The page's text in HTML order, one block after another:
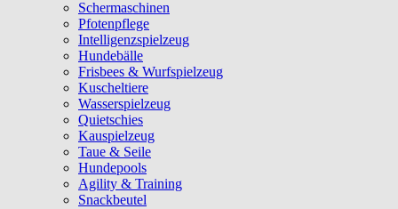
Schermaschinen
Pfotenpflege
Intelligenzspielzeug
Hundebälle
Frisbees & Wurfspielzeug
Kuscheltiere
Wasserspielzeug
Quietschies
Kauspielzeug
Taue & Seile
Hundepools
Agility & Training
Snackbeutel